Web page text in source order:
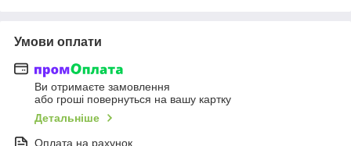
Умови оплати
Ви отримаєте замовлення
або гроші повернуться на вашу картку
Детальніше
Оплата на рахунок